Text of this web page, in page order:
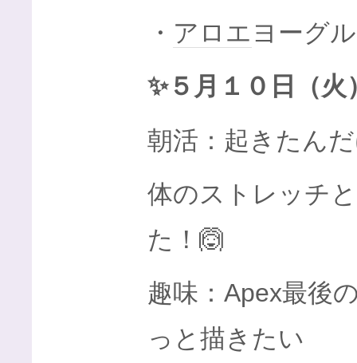
・ アロエヨーグ
✨５月１０日（火
朝活：起きたん
体のストレッチと
た！🙆
趣味：Apex最後
っと描きたい